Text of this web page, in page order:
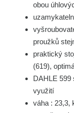
obou
proužků
praktický
(619),
DAHLE 599
využití
váha : 23,3,